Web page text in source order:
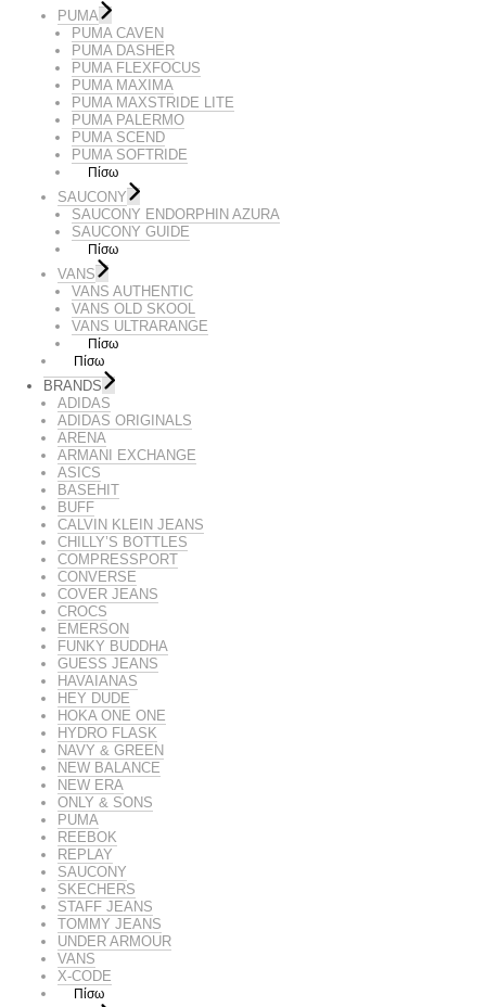
PUMA
PUMA CAVEN
PUMA DASHER
PUMA FLEXFOCUS
PUMA MAXIMA
PUMA MAXSTRIDE LITE
PUMA PALERMO
PUMA SCEND
PUMA SOFTRIDE
Πίσω
SAUCONY
SAUCONY ENDORPHIN AZURA
SAUCONY GUIDE
Πίσω
VANS
VANS AUTHENTIC
VANS OLD SKOOL
VANS ULTRARANGE
Πίσω
Πίσω
BRANDS
ADIDAS
ADIDAS ORIGINALS
ARENA
ARMANI EXCHANGE
ASICS
BASEHIT
BUFF
CALVIN KLEIN JEANS
CHILLY’S BOTTLES
COMPRESSPORT
CONVERSE
COVER JEANS
CROCS
EMERSON
FUNKY BUDDHA
GUESS JEANS
HAVAIANAS
HEY DUDE
HOKA ONE ONE
HYDRO FLASK
NAVY & GREEN
NEW BALANCE
NEW ERA
ONLY & SONS
PUMA
REEBOK
REPLAY
SAUCONY
SKECHERS
STAFF JEANS
TOMMY JEANS
UNDER ARMOUR
VANS
X-CODE
Πίσω